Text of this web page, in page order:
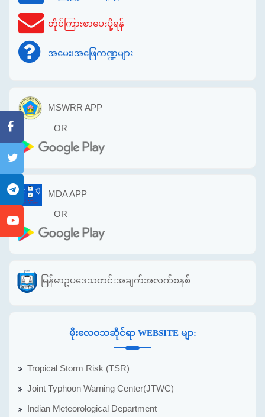
တိုင်ကြားစာပေးပို့ရန်
အမေး၊အဖြေကဏ္ဍများ
MSWRR APP
OR
MDA APP
OR
မြန်မာဥပဒေသတင်းအချက်အလက်စနစ်
မိုးလေဝသဆိုင်ရာ WEBSITE မျာ:
Tropical Storm Risk (TSR)
Joint Typhoon Warning Center(JTWC)
Indian Meteorological Department